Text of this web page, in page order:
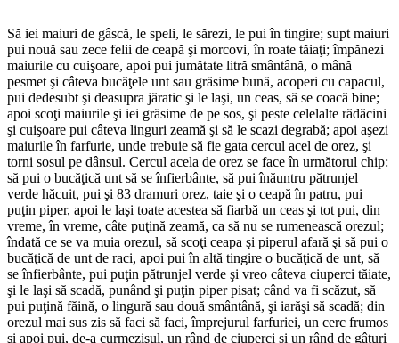
Să iei maiuri de gâscă, le speli, le sărezi, le pui în tingire; supt maiuri
pui nouă sau zece felii de ceapă şi morcovi, în roate tăiaţi; împănezi
maiurile cu cuişoare, apoi pui jumătate litră smântână, o mână
pesmet şi câteva bucăţele unt sau grăsime bună, acoperi cu capacul,
pui dedesubt şi deasupra jăratic şi le laşi, un ceas, să se coacă bine;
apoi scoţi maiurile şi iei grăsime de pe sos, şi peste celelalte rădăcini
şi cuişoare pui câteva linguri zeamă şi să le scazi degrabă; apoi aşezi
maiurile în farfurie, unde trebuie să fie gata cercul acel de orez, şi
torni sosul pe dânsul. Cercul acela de orez se face în următorul chip:
să pui o bucăţică unt să se înfierbânte, să pui înăuntru pătrunjel
verde hăcuit, pui şi 83 dramuri orez, taie şi o ceapă în patru, pui
puţin piper, apoi le laşi toate acestea să fiarbă un ceas şi tot pui, din
vreme, în vreme, câte puţină zeamă, ca să nu se rumenească orezul;
îndată ce se va muia orezul, să scoţi ceapa şi piperul afară şi să pui o
bucăţică de unt de raci, apoi pui în altă tingire o bucăţică de unt, să
se înfierbânte, pui puţin pătrunjel verde şi vreo câteva ciuperci tăiate,
şi le laşi să scadă, punând şi puţin piper pisat; când va fi scăzut, să
pui puţină făină, o lingură sau două smântână, şi iarăşi să scadă; din
orezul mai sus zis să faci să faci, împrejurul farfuriei, un cerc frumos
şi apoi pui, de-a curmezişul, un rând de ciuperci şi un rând de gâturi